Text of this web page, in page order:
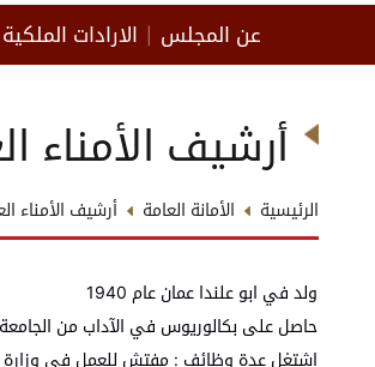
عن المجلس الارادات
أرشيف الأمناء
الرئيسية الأمانة العامة أرشيف الأمناء
ولد في ابو علندا عمان عام 1940
حاصل على بكالوريوس في الآداب من الجامعة
اشتغل عدة وظائف : مفتش للعمل في وزارة